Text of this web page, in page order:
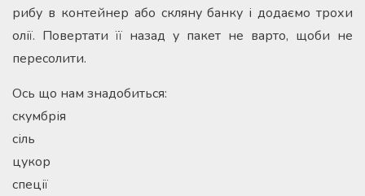
рибу в контейнер або скляну банку і додаємо трохи
олії. Повертати її назад у пакет не варто, щоби не
пересолити.
Ось що нам знадобиться:
скумбрія
сіль
цукор
спеції